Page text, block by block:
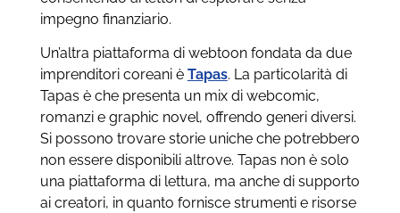
impegno finanziario.
Un’altra piattaforma di webtoon fondata da due
imprenditori coreani è Tapas. La particolarità di
Tapas è che presenta un mix di webcomic,
romanzi e graphic novel, offrendo generi diversi.
Si possono trovare storie uniche che potrebbero
non essere disponibili altrove. Tapas non è solo
una piattaforma di lettura, ma anche di supporto
ai creatori, in quanto fornisce strumenti e risorse